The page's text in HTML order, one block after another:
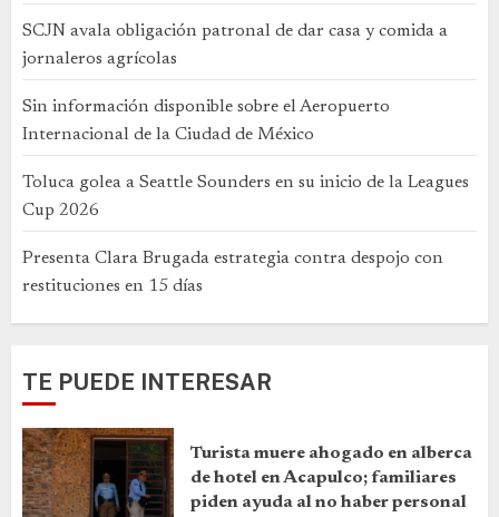
SCJN avala obligación patronal de dar casa y comida a
jornaleros agrícolas
Sin información disponible sobre el Aeropuerto
Internacional de la Ciudad de México
Toluca golea a Seattle Sounders en su inicio de la Leagues
Cup 2026
Presenta Clara Brugada estrategia contra despojo con
restituciones en 15 días
TE PUEDE INTERESAR
Turista muere ahogado en alberca
de hotel en Acapulco; familiares
piden ayuda al no haber personal